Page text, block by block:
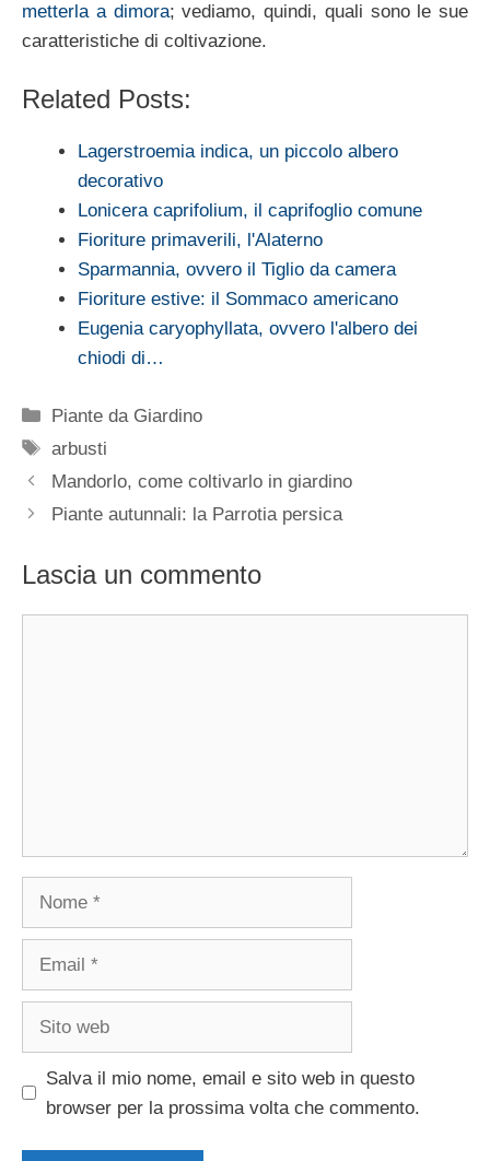
metterla a dimora; vediamo, quindi, quali sono le sue
caratteristiche di coltivazione.
Related Posts:
Lagerstroemia indica, un piccolo albero
decorativo
Lonicera caprifolium, il caprifoglio comune
Fioriture primaverili, l'Alaterno
Sparmannia, ovvero il Tiglio da camera
Fioriture estive: il Sommaco americano
Eugenia caryophyllata, ovvero l'albero dei
chiodi di…
Categorie
Piante da Giardino
Tag
arbusti
Mandorlo, come coltivarlo in giardino
Piante autunnali: la Parrotia persica
Lascia un commento
Salva il mio nome, email e sito web in questo
browser per la prossima volta che commento.